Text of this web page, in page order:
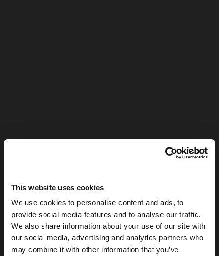
This website uses cookies
We use cookies to personalise content and ads, to
provide social media features and to analyse our traffic.
We also share information about your use of our site with
our social media, advertising and analytics partners who
may combine it with other information that you’ve
Índice de contenidos